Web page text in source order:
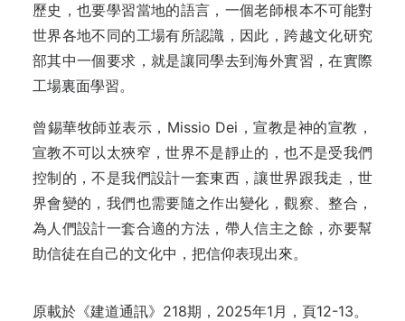
歷史，也要學習當地的語言，一個老師根本不可能對
世界各地不同的工場有所認識，因此，跨越文化研究
部其中一個要求，就是讓同學去到海外實習，在實際
工場裏面學習。
曾錫華牧師並表示，Missio Dei，宣教是神的宣教，
宣教不可以太狹窄，世界不是靜止的，也不是受我們
控制的，不是我們設計一套東西，讓世界跟我走，世
界會變的，我們也需要隨之作出變化，觀察、整合，
為人們設計一套合適的方法，帶人信主之餘，亦要幫
助信徒在自己的文化中，把信仰表現出來。
原載於《建道通訊》218期，2025年1月，頁12-13。